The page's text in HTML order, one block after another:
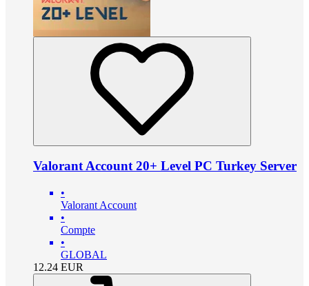
Valorant Account 20+ Level PC Turkey Server
•
Valorant Account
•
Compte
•
GLOBAL
12.24 EUR